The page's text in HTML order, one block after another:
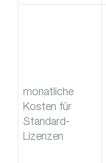
monatliche
Kosten für
Standard-
Lizenzen